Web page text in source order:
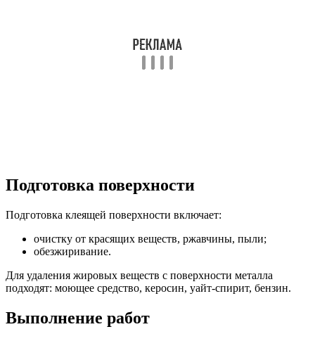
Подготовка поверхности
Подготовка клеящей поверхности включает:
очистку от красящих веществ, ржавчины, пыли;
обезжиривание.
Для удаления жировых веществ с поверхности металла
подходят: моющее средство, керосин, уайт-спирит, бензин.
Выполнение работ